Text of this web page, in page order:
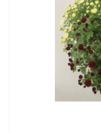
zakaz@topcvetok.ru